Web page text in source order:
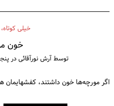
خيلی
خون
توسطآرش نورآقائی در
اگر مورچه‌ها خون داشتند،